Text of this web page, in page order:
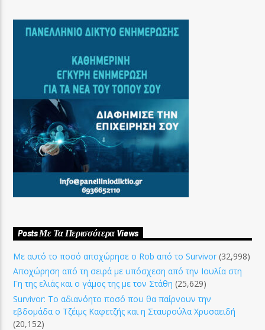
Posts Με Τα Περισσότερα Views
Με αυτό το ποσό αποχώρησε ο Rob από το Survivor (32,998)
Αποχώρηση από τη σειρά με υπόσχεση από την Ιουλία στη
Γη της ελιάς και ο γάμος της με τον Στάθη (25,629)
Survivor: Το αδιανόητο ποσό που θα παίρνουν την
εβδομάδα ο Τζέιμς Καφετζής και η Σταυρούλα Χρυσαειδή
(20,152)